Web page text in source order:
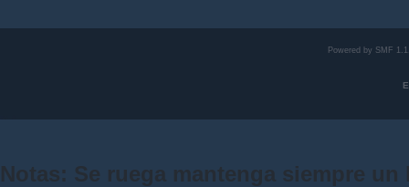
Powered by SMF
Notas: Se ruega mantenga siempre